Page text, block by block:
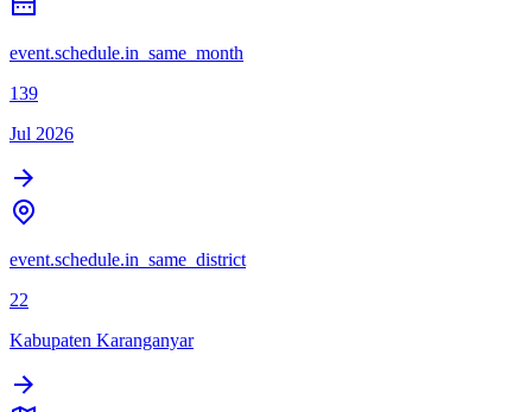
event.schedule.in_same_month
139
Jul 2026
event.schedule.in_same_district
22
Kabupaten Karanganyar